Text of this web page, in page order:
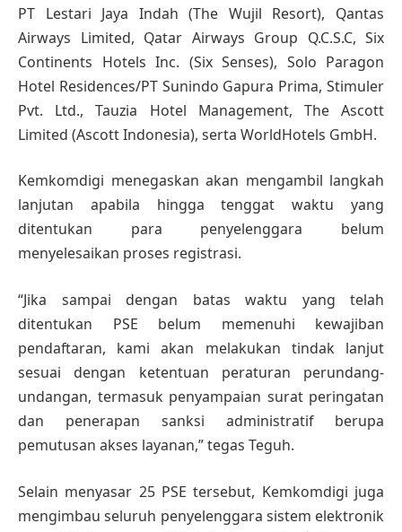
PT Lestari Jaya Indah (The Wujil Resort), Qantas
Airways Limited, Qatar Airways Group Q.C.S.C, Six
Continents Hotels Inc. (Six Senses), Solo Paragon
Hotel Residences/PT Sunindo Gapura Prima, Stimuler
Pvt. Ltd., Tauzia Hotel Management, The Ascott
Limited (Ascott Indonesia), serta WorldHotels GmbH.
Kemkomdigi menegaskan akan mengambil langkah
lanjutan apabila hingga tenggat waktu yang
ditentukan para penyelenggara belum
menyelesaikan proses registrasi.
“Jika sampai dengan batas waktu yang telah
ditentukan PSE belum memenuhi kewajiban
pendaftaran, kami akan melakukan tindak lanjut
sesuai dengan ketentuan peraturan perundang-
undangan, termasuk penyampaian surat peringatan
dan penerapan sanksi administratif berupa
pemutusan akses layanan,” tegas Teguh.
Selain menyasar 25 PSE tersebut, Kemkomdigi juga
mengimbau seluruh penyelenggara sistem elektronik